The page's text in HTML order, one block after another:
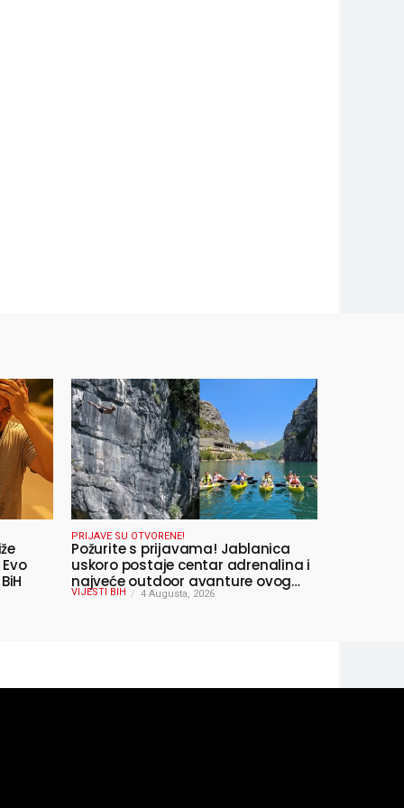
PRIJAVE SU OTVORENE!
Požurite s prijavama! Jablanica
uskoro postaje centar adrenalina i
najveće outdoor avanture ovog
ljeta
VIJESTI BIH 4 Augusta, 2026